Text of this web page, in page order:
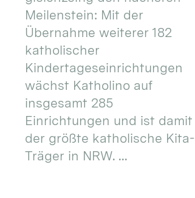
Meilenstein: Mit der
Übernahme weiterer 182
katholischer
Kindertageseinrichtungen
wächst Katholino auf
insgesamt 285
Einrichtungen und ist damit
der größte katholische Kita-
Träger in NRW. ...